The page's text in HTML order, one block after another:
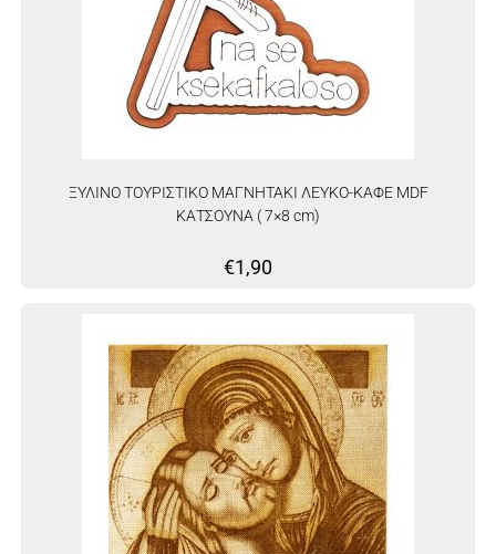
ΞΥΛΙΝΟ ΤΟΥΡΙΣΤΙΚΟ ΜΑΓΝΗΤΑΚΙ ΛΕΥΚΟ-ΚΑΦΕ MDF
ΚΑΤΣΟΥΝΑ ( 7×8 cm)
€1,90